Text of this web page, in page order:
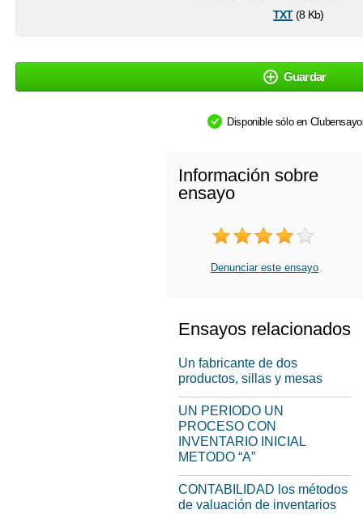
txt(8 Kb)
Guardar
Disponible sólo en
Información sobre
ensayo
Denunciar este ensayo
Ensayos relacionados
Un fabricante de dos
productos, sillas y mesas
UN PERIODO UN
PROCESO CON
INVENTARIO INICIAL
METODO “A”
CONTABILIDAD los métodos
de valuación de inventarios